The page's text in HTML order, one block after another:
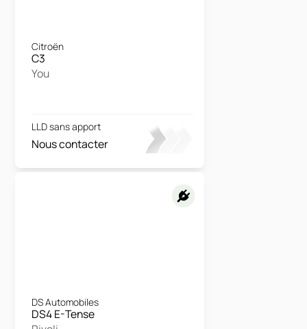
Citroën
C3
You
LLD sans apport
Nous contacter
DS Automobiles
DS4 E-Tense